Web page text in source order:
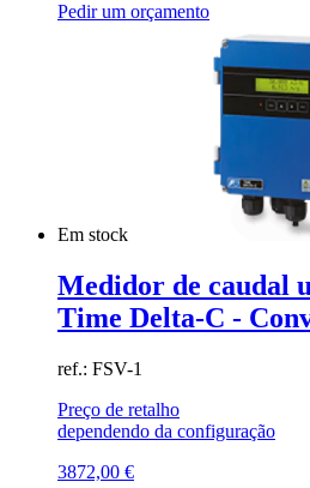
Pedir um orçamento
Em stock
Medidor de caudal
Time Delta-C -
ref.: FSV-1
Preço de retalho
dependendo da configuração
3872,00 €